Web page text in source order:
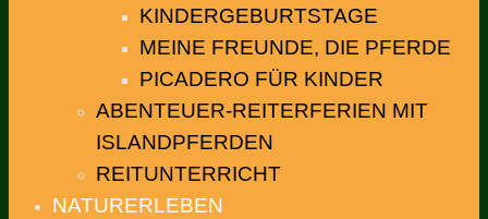
KINDERGEBURTSTAGE
MEINE FREUNDE, DIE PFERDE
PICADERO FÜR KINDER
ABENTEUER-REITERFERIEN MIT
ISLANDPFERDEN
REITUNTERRICHT
NATURERLEBEN